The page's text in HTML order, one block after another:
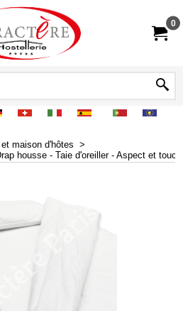
0
maison d'hôtes >
housse - Taie d'oreiller - Aspect et